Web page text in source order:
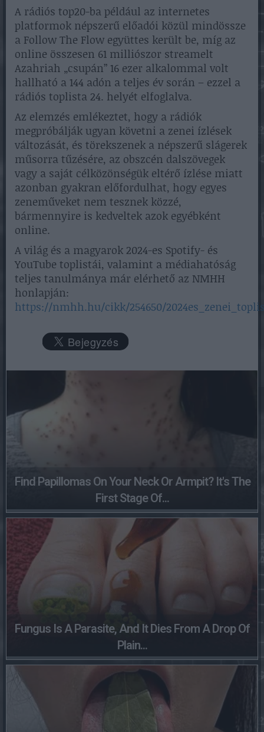
A rádiós top20-ba például az internetes
platformok népszerű előadói közül mindössze
a Follow The Flow együttes került be, míg az
online összesen 61 milliószor streamelt
Azahriah „csupán” 16 ezer alkalommal volt
hallható a 144 adón a teljes év során – ezzel a
rádiós toplista 24. helyét elfoglalva.
Az elemzés emlékeztet, hogy a rádiók
megpróbálják ugyan követni a zenei ízlések
változását, és törekszenek a népszerű slágerek
műsorra tűzésére, az obszcén dalszövegek
vagy a saját célközönségük eltérő ízlése miatt
azonban gyakran előfordulhat, hogy egyes
zeneműveket nem tesznek közzé,
bármennyire is kedveltek azok egyébként
online.
A világ és a magyarok 2024-es Spotify- és
YouTube toplistái, valamint a médiahatóság
teljes tanulmánya már elérhető az NMHH
honlapján:
https://nmhh.hu/cikk/254650/
Find Papillomas On Your Neck Or Armpit? It's The
First Stage Of...
Fungus Is A Parasite, And It Dies From A Drop Of
Plain...